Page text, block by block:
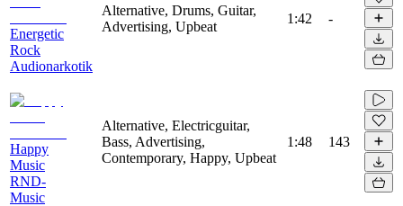
Energetic
Rock
Audionarkotik
Alternative, Drums, Guitar,
Advertising, Upbeat
1:42 -
Happy
Music
RND-
Music
Alternative, Electricguitar,
Bass, Advertising,
Contemporary, Happy, Upbeat
1:48 143